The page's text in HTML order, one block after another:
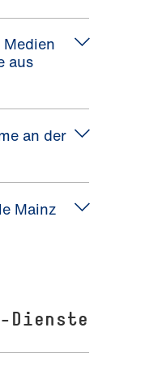
aus
an der
Mainz
Dienste